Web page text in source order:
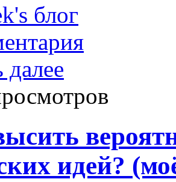
блог
далее
идей?